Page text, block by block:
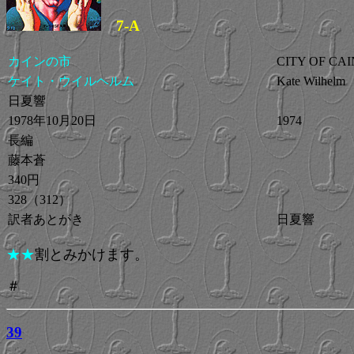
7-A
カインの市
CITY OF
ケイト・ウイルヘルム
Kate Wilhelm
日夏響
1978年10月20日
1974
長編
藤本蒼
340円
328（312）
訳者あとがき
日夏響
★★割とみかけます。
＃
39